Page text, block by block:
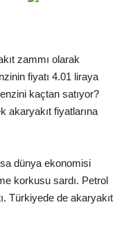
zammı olarak
fiyatı 4.01 liraya
kaçtan satıyor?
akaryakıt fiyatlarına
dünya ekonomisi
korkusu sardı. Petrol
Türkiyede de akaryakıt